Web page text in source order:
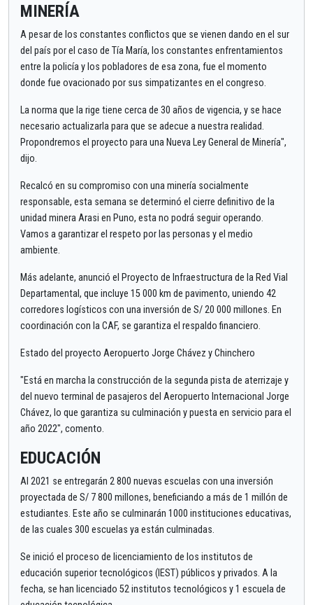
MINERÍA
A pesar de los constantes conflictos que se vienen dando en el sur
del país por el caso de Tía María, los constantes enfrentamientos
entre la policía y los pobladores de esa zona, fue el momento
donde fue ovacionado por sus simpatizantes en el congreso.
La norma que la rige tiene cerca de 30 años de vigencia, y se hace
necesario actualizarla para que se adecue a nuestra realidad.
Propondremos el proyecto para una Nueva Ley General de Minería",
dijo.
Recalcó en su compromiso con una minería socialmente
responsable, esta semana se determinó el cierre definitivo de la
unidad minera Arasi en Puno, esta no podrá seguir operando.
Vamos a garantizar el respeto por las personas y el medio
ambiente.
Más adelante, anunció el Proyecto de Infraestructura de la Red Vial
Departamental, que incluye 15 000 km de pavimento, uniendo 42
corredores logísticos con una inversión de S/ 20 000 millones. En
coordinación con la CAF, se garantiza el respaldo financiero.
Estado del proyecto Aeropuerto Jorge Chávez y Chinchero
"Está en marcha la construcción de la segunda pista de aterrizaje y
del nuevo terminal de pasajeros del Aeropuerto Internacional Jorge
Chávez, lo que garantiza su culminación y puesta en servicio para el
año 2022", comento.
EDUCACIÓN
Al 2021 se entregarán 2 800 nuevas escuelas con una inversión
proyectada de S/ 7 800 millones, beneficiando a más de 1 millón de
estudiantes. Este año se culminarán 1000 instituciones educativas,
de las cuales 300 escuelas ya están culminadas.
Se inició el proceso de licenciamiento de los institutos de
educación superior tecnológicos (IEST) públicos y privados. A la
fecha, se han licenciado 52 institutos tecnológicos y 1 escuela de